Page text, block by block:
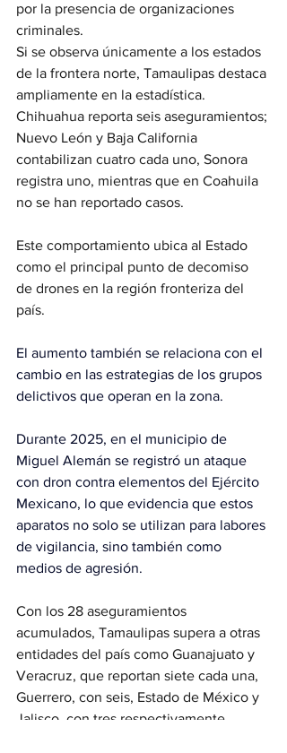
por la presencia de organizaciones
criminales.
Si se observa únicamente a los estados
de la frontera norte, Tamaulipas destaca
ampliamente en la estadística.
Chihuahua reporta seis aseguramientos;
Nuevo León y Baja California
contabilizan cuatro cada uno, Sonora
registra uno, mientras que en Coahuila
no se han reportado casos.
Este comportamiento ubica al Estado
como el principal punto de decomiso
de drones en la región fronteriza del
país.
El aumento también se relaciona con el
cambio en las estrategias de los grupos
delictivos que operan en la zona.
Durante 2025, en el municipio de
Miguel Alemán se registró un ataque
con dron contra elementos del Ejército
Mexicano, lo que evidencia que estos
aparatos no solo se utilizan para labores
de vigilancia, sino también como
medios de agresión.
Con los 28 aseguramientos
acumulados, Tamaulipas supera a otras
entidades del país como Guanajuato y
Veracruz, que reportan siete cada una,
Guerrero, con seis, Estado de México y
Jalisco, con tres respectivamente,